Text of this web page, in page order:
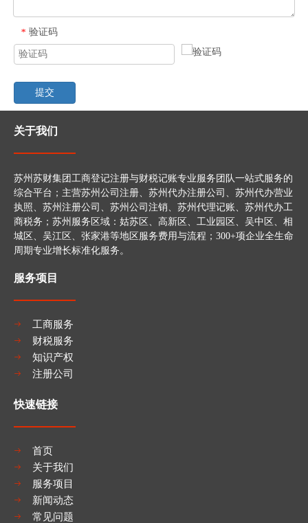
* 验证码
提交
关于我们
苏州苏财集团工商登记注册与财税记账专业服务团队一站式服务的
综合平台；主营苏州公司注册、苏州代办注册公司、苏州代办营业
执照、苏州注册公司、苏州公司注销、苏州代理记账、苏州代办工
商税务；苏州服务区域：姑苏区、高新区、工业园区、吴中区、相
城区、吴江区、张家港等地区服务费用与流程；300+项企业全生命
周期专业增长标准化服务。
服务项目
工商服务
财税服务
知识产权
注册公司
快速链接
首页
关于我们
服务项目
新闻动态
常见问题